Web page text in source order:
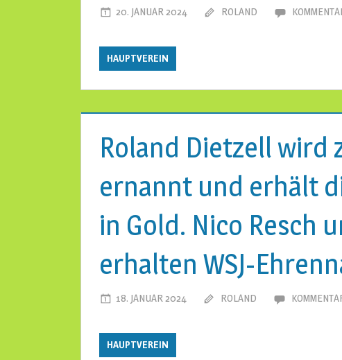
20. JANUAR 2024 ROLAND
HAUPTVEREIN
Roland Dietzell wird
ernannt und erhält
in Gold. Nico Resch
erhalten WSJ-
18. JANUAR 2024 ROLAND
HAUPTVEREIN